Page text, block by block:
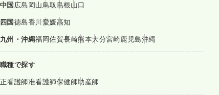
中国 広島 岡山鳥取島根山口
四国徳島香川 愛媛高知
九州・沖縄福岡佐賀長崎熊本大分宮崎鹿児島沖縄
職種で探す
正看護師准看護師保健師助産師